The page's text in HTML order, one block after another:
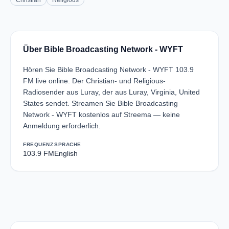
Über Bible Broadcasting Network - WYFT
Hören Sie Bible Broadcasting Network - WYFT 103.9
FM live online. Der Christian- und Religious-
Radiosender aus Luray, der aus Luray, Virginia, United
States sendet. Streamen Sie Bible Broadcasting
Network - WYFT kostenlos auf Streema — keine
Anmeldung erforderlich.
FREQUENZ
103.9 FM
SPRACHE
English